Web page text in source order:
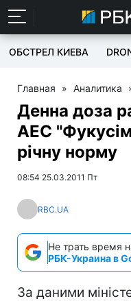
ОБСТРЕЛ КИЕВА
Главная » Аналитика
Денна доза
АЕС
річну норму
08:54 25.03.2011 Пт
RBC.UA
Не трать время
РБК-Украина в
За даними